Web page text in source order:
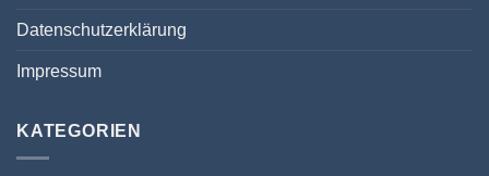
Datenschutzerklärung
Impressum
KATEGORIEN